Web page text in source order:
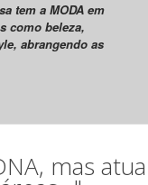
tem a MODA em
como beleza,
abrangendo as
mas atua